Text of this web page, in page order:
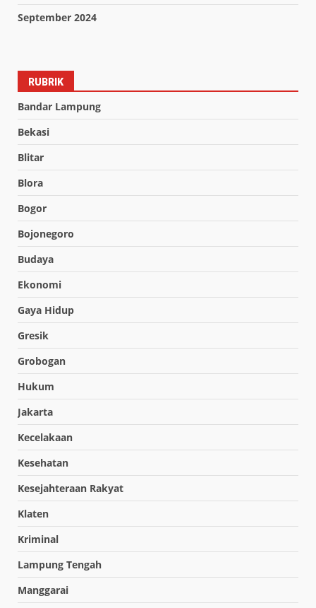
September 2024
RUBRIK
Bandar Lampung
Bekasi
Blitar
Blora
Bogor
Bojonegoro
Budaya
Ekonomi
Gaya Hidup
Gresik
Grobogan
Hukum
Jakarta
Kecelakaan
Kesehatan
Kesejahteraan Rakyat
Klaten
Kriminal
Lampung Tengah
Manggarai